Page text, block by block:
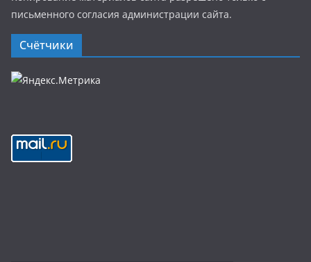
письменного согласия администрации сайта.
Счётчики